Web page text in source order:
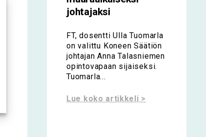
johtajaksi
FT, dosentti Ulla Tuomarla
on valittu Koneen Säätiön
johtajan Anna Talasniemen
opintovapaan sijaiseksi.
Tuomarla...
Lue koko artikkeli >